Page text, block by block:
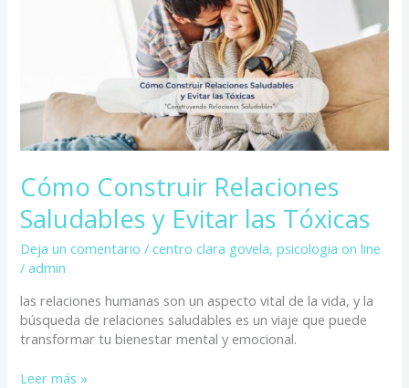
Cómo Construir Relaciones
Saludables y Evitar las Tóxicas
Deja un comentario /centro clara govela,psicologia on line
/admin
las relaciones humanas son un aspecto vital de la vida, y la
búsqueda de relaciones saludables es un viaje que puede
transformar tu bienestar mental y emocional.
Leer más »